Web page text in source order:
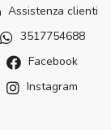
Assistenza clienti
3517754688
Facebook
Instagram